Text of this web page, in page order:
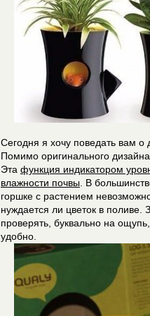
Сегодня я хочу поведать вам о
Помимо оригинального
Эта функция индикатором
влажности почвы. В
горшке с растением
нуждается ли цветок в поливе.
проверять, буквально на
удобно.